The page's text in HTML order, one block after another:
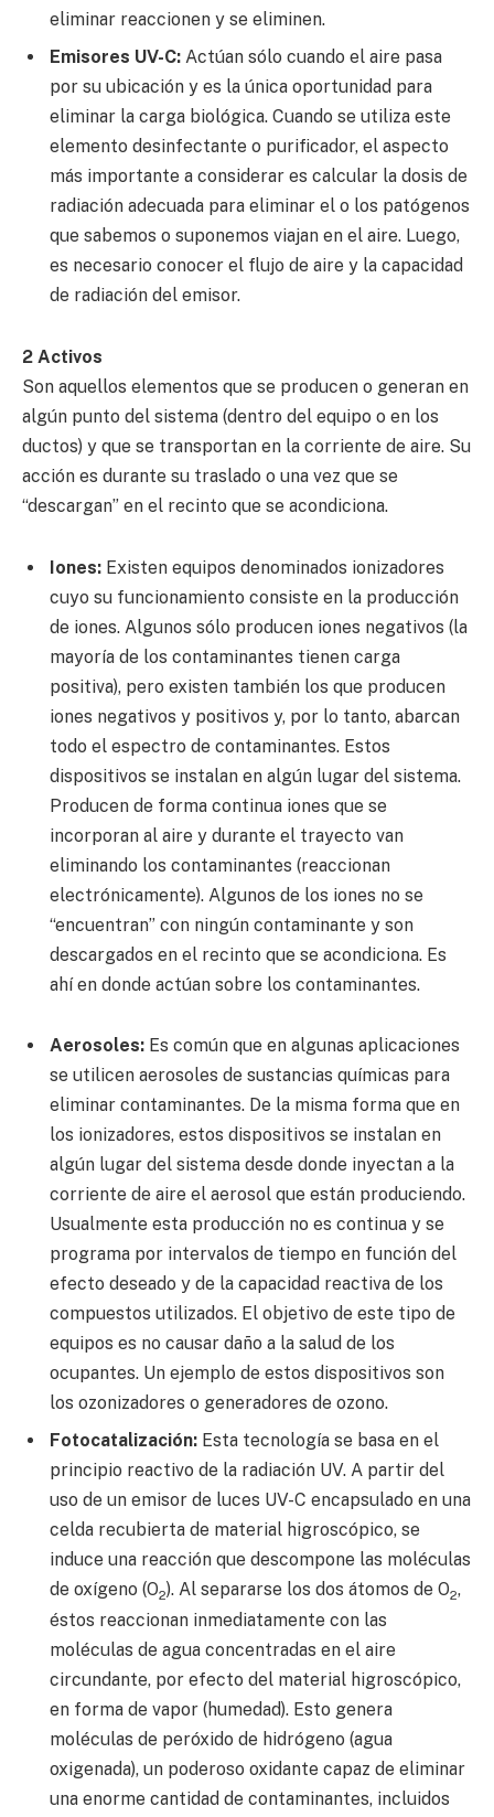
eliminar reaccionen y se eliminen.
Emisores UV-C: Actúan sólo cuando el aire pasa
por su ubicación y es la única oportunidad para
eliminar la carga biológica. Cuando se utiliza este
elemento desinfectante o purificador, el aspecto
más importante a considerar es calcular la dosis de
radiación adecuada para eliminar el o los patógenos
que sabemos o suponemos viajan en el aire. Luego,
es necesario conocer el flujo de aire y la capacidad
de radiación del emisor.
2 Activos
Son aquellos elementos que se producen o generan en
algún punto del sistema (dentro del equipo o en los
ductos) y que se transportan en la corriente de aire. Su
acción es durante su traslado o una vez que se
“descargan” en el recinto que se acondiciona.
Iones: Existen equipos denominados ionizadores
cuyo su funcionamiento consiste en la producción
de iones. Algunos sólo producen iones negativos (la
mayoría de los contaminantes tienen carga
positiva), pero existen también los que producen
iones negativos y positivos y, por lo tanto, abarcan
todo el espectro de contaminantes. Estos
dispositivos se instalan en algún lugar del sistema.
Producen de forma continua iones que se
incorporan al aire y durante el trayecto van
eliminando los contaminantes (reaccionan
electrónicamente). Algunos de los iones no se
“encuentran” con ningún contaminante y son
descargados en el recinto que se acondiciona. Es
ahí en donde actúan sobre los contaminantes.
Aerosoles: Es común que en algunas aplicaciones
se utilicen aerosoles de sustancias químicas para
eliminar contaminantes. De la misma forma que en
los ionizadores, estos dispositivos se instalan en
algún lugar del sistema desde donde inyectan a la
corriente de aire el aerosol que están produciendo.
Usualmente esta producción no es continua y se
programa por intervalos de tiempo en función del
efecto deseado y de la capacidad reactiva de los
compuestos utilizados. El objetivo de este tipo de
equipos es no causar daño a la salud de los
ocupantes. Un ejemplo de estos dispositivos son
los ozonizadores o generadores de ozono.
Fotocatalización: Esta tecnología se basa en el
principio reactivo de la radiación UV. A partir del
uso de un emisor de luces UV-C encapsulado en una
celda recubierta de material higroscópico, se
induce una reacción que descompone las moléculas
de oxígeno (O2). Al separarse los dos átomos de O2,
éstos reaccionan inmediatamente con las
moléculas de agua concentradas en el aire
circundante, por efecto del material higroscópico,
en forma de vapor (humedad). Esto genera
moléculas de peróxido de hidrógeno (agua
oxigenada), un poderoso oxidante capaz de eliminar
una enorme cantidad de contaminantes, incluidos